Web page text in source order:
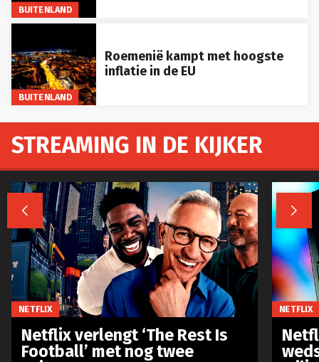
BUITENLAND
BUITENLAND
Roemenië kampt met hoogste
inflatie in de EU
STREAMING IN DE KIJKER
 
NETFLIX
Netflix verlengt ‘The Rest Is
Football’ met nog twee
NETFLIX